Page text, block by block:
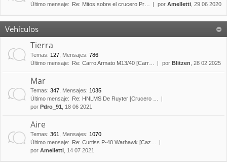
Último mensaje:
Re: Mitos sobre el crucero Pr… por Amelletti , 29 06 2020
Vehículos
Tierra
Temas: 127 Mensajes: 786
Último mensaje:
Re: Carro Armato M13/40 [Carr… por Blitzen , 28 02 2025
Mar
Temas: 347 Mensajes: 1035
Último mensaje:
Re: HNLMS De Ruyter [Crucero …
por Pdro_91 , 18 06 2021
Aire
Temas: 361 Mensajes: 1070
Último mensaje:
Re: Curtiss P-40 Warhawk [Caz…
por Amelletti , 14 07 2021